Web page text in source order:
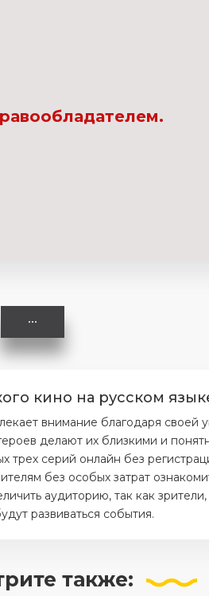
кино на русском
внимание благодаря своей
делают их близкими и
трех серий онлайн без
без особых затрат
аудиторию, так как
развиваться события.
также: